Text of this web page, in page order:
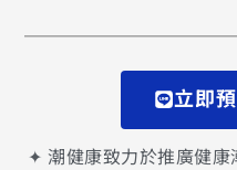
立即
✦ 潮健康致力於推廣健康